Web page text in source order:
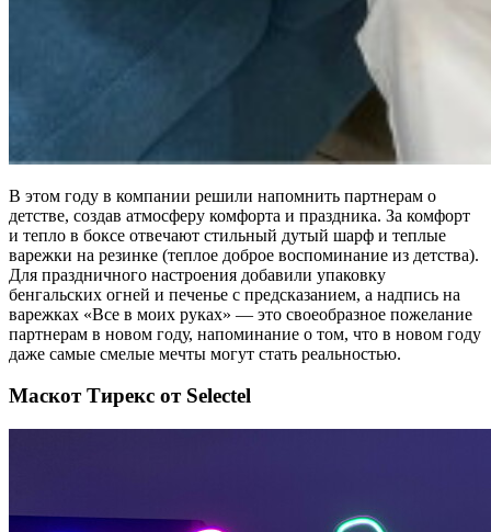
В этом году в компании решили напомнить партнерам о
детстве, создав атмосферу комфорта и праздника. За комфорт
и тепло в боксе отвечают стильный дутый шарф и теплые
варежки на резинке (теплое доброе воспоминание из детства).
Для праздничного настроения добавили упаковку
бенгальских огней и печенье с предсказанием, а надпись на
варежках «Все в моих руках» — это своеобразное пожелание
партнерам в новом году, напоминание о том, что в новом году
даже самые смелые мечты могут стать реальностью.
Маскот Тирекс от Selectel